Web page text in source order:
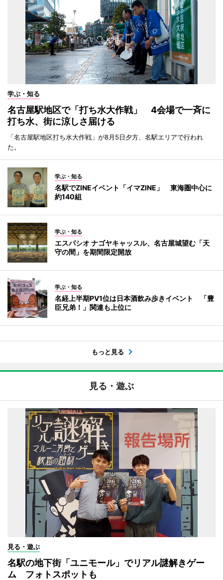
学ぶ・知る
名古屋駅地区で「打ち水大作戦」 4会場で一斉に
打ち水、街に涼しさ届ける
「名古屋駅地区打ち水大作戦」が8月5日夕方、名駅エリアで行われ
た。
学ぶ・知る
名駅でZINEイベント「イマZINE」 東海圏中心に
約140組
学ぶ・知る
エスパシオ ナゴヤキャッスル、名古屋城望む「天
守の間」を期間限定開放
学ぶ・知る
名経上半期PV1位は日本酒飲み歩きイベント 「豊
臣兄弟！」関連も上位に
もっと見る
見る・遊ぶ
見る・遊ぶ
名駅の地下街「ユニモール」でリアル謎解きゲー
ム フォトスポットも